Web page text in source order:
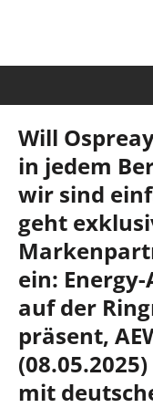
Will
in jedem
wir sind
geht
ein:
auf der
präsent,
mit